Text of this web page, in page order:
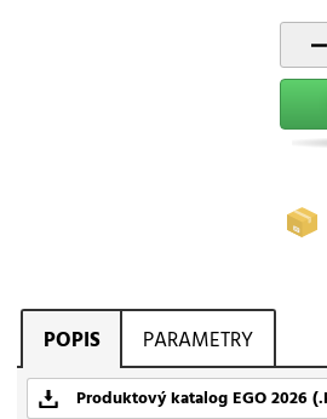
-
POPIS PARAMETRY
Produktový katalog EGO 2026